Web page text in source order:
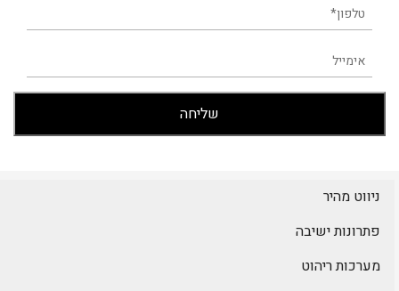
ניווט מהיר
פתרונות ישיבה
מערכות ריהוט